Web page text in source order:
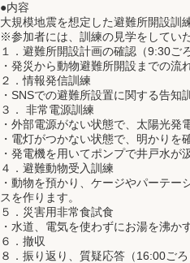
●内容
大規模地震を想定した避難所開設訓
※参加者には、訓練の見学をしてい
１．避難所開設計画の確認（9:30ごろ
・発災から動物避難所開設までの流
２．情報発信訓練
・SNSでの避難所設置に関する告知
３． 非常電源訓練
・外部電源がない状態で、太陽光発
・電灯がつかない状態で、明かりを
・発電機を用いてポンプで井戸水が
４．避難動物受入訓練
・動物を預かり、ケージやパーテ
スを作ります。
５．災害用非常食試食
・水道、電気を使わずにお湯を沸か
６．撤収
８．振り返り、質疑応答（16:00ごろ